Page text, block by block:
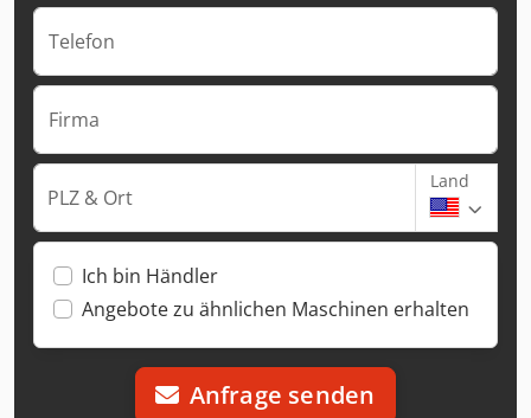
Telefon
Firma
PLZ & Ort
Land
Ich bin Händler
Angebote zu ähnlichen Maschinen erhalten
Anfrage senden